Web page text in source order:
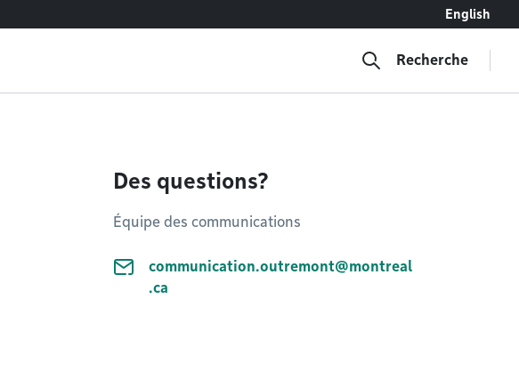
English
Recherche
Des questions?
Équipe des communications
communication.outremont@montreal
.ca